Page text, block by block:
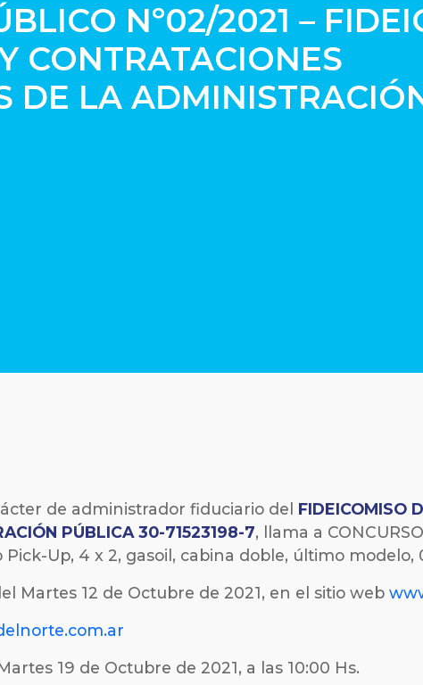
Nº02/2021 –
CONTRATACIONES
DE LA
de administrador fiduciario del FIDEICOMISO
PÚBLICA 30-71523198-7, llama a
Pick-Up, 4 x 2, gasoil, cabina doble, último
Martes 12 de Octubre de 2021, en el sitio web
19 de Octubre de 2021, a las 10:00 Hs.